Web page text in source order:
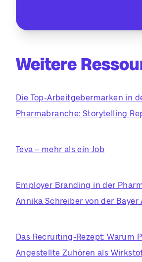
Weitere
Die Top-Arbeitgebermarken in
Pharmabranche: Storytelling
Teva – mehr als ein Job
Employer Branding in der
Annika Schreiber von der Bayer
Das Recruiting-Rezept: Warum
Angestellte Zuhören als